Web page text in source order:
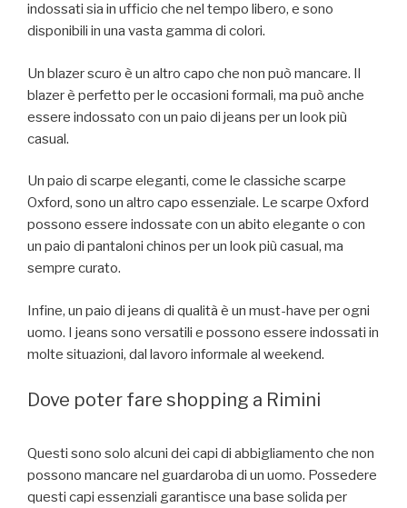
indossati sia in ufficio che nel tempo libero, e sono
disponibili in una vasta gamma di colori.
Un blazer scuro è un altro capo che non può mancare. Il
blazer è perfetto per le occasioni formali, ma può anche
essere indossato con un paio di jeans per un look più
casual.
Un paio di scarpe eleganti, come le classiche scarpe
Oxford, sono un altro capo essenziale. Le scarpe Oxford
possono essere indossate con un abito elegante o con
un paio di pantaloni chinos per un look più casual, ma
sempre curato.
Infine, un paio di jeans di qualità è un must-have per ogni
uomo. I jeans sono versatili e possono essere indossati in
molte situazioni, dal lavoro informale al weekend.
Dove poter fare shopping a Rimini
Questi sono solo alcuni dei capi di abbigliamento che non
possono mancare nel guardaroba di un uomo. Possedere
questi capi essenziali garantisce una base solida per